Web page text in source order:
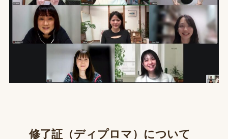
修了証（ディプロマ）について